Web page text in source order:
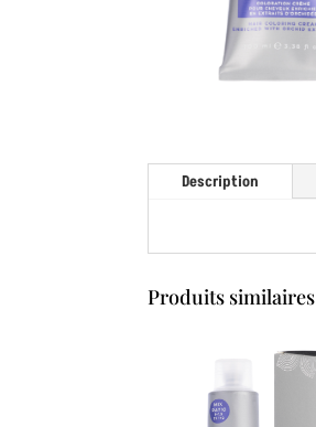
Description
Produits similaires